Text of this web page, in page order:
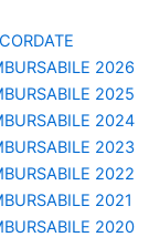
2026
2025
2024
2023
2022
2021
2020